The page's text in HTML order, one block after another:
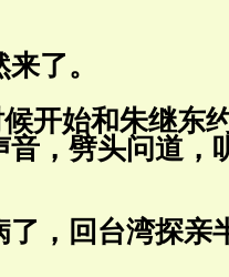
了。
开始和朱继东
音，劈头问道，
了，回台湾探亲